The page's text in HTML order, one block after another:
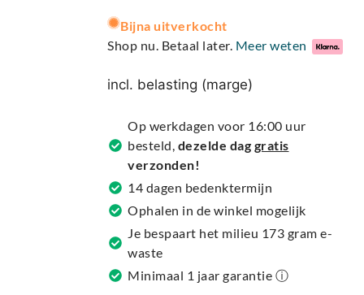
A
t
e
a
v
e
:
Bijna uitverkocht
Shop nu. Betaal later. Meer weten
incl. belasting (marge)
Op werkdagen voor 16:00 uur
besteld, dezelde dag gratis
verzonden!
14 dagen bedenktermijn
Ophalen in de winkel mogelijk
Je bespaart het milieu 173 gram e-
waste
Minimaal 1 jaar garantie ⓘ